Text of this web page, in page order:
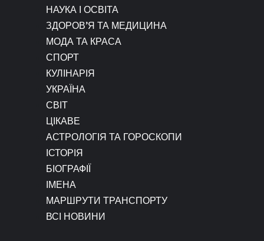
НАУКА І ОСВІТА
ЗДОРОВ’Я ТА МЕДИЦИНА
МОДА ТА КРАСА
СПОРТ
КУЛІНАРІЯ
УКРАЇНА
СВІТ
ЦІКАВЕ
АСТРОЛОГІЯ ТА ГОРОСКОПИ
ІСТОРІЯ
БІОГРАФІЇ
ІМЕНА
МАРШРУТИ ТРАНСПОРТУ
ВСІ НОВИНИ